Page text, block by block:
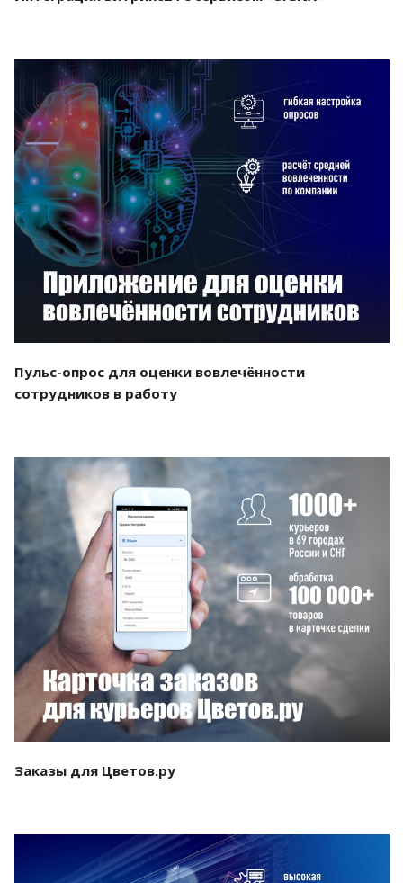
Смотреть проект
Пульс-опрос для оценки вовлечённости
сотрудников в работу
Смотреть проект
Заказы для Цветов.ру